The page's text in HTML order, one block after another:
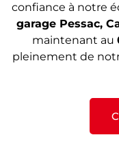
confiance à notre
garage Pessac,
maintenant au
pleinement de